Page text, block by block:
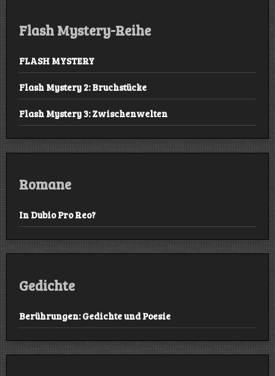
Flash Mystery-Reihe
FLASH MYSTERY
Flash Mystery 2: Bruchstücke
Flash Mystery 3: Zwischenwelten
Romane
In Dubio Pro Reo?
Gedichte
Berührungen: Gedichte und Poesie